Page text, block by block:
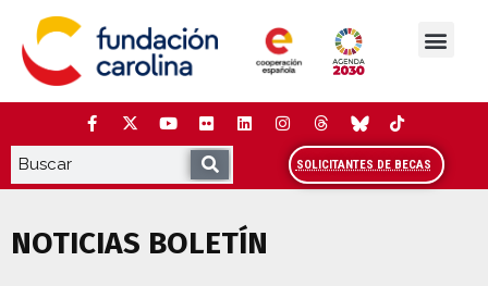
contenido
SOLICITANTES DE BECAS
NOTICIAS BOLETÍN